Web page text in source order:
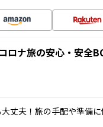
ロナ旅の安心・安全
丈夫！旅の手配や準備